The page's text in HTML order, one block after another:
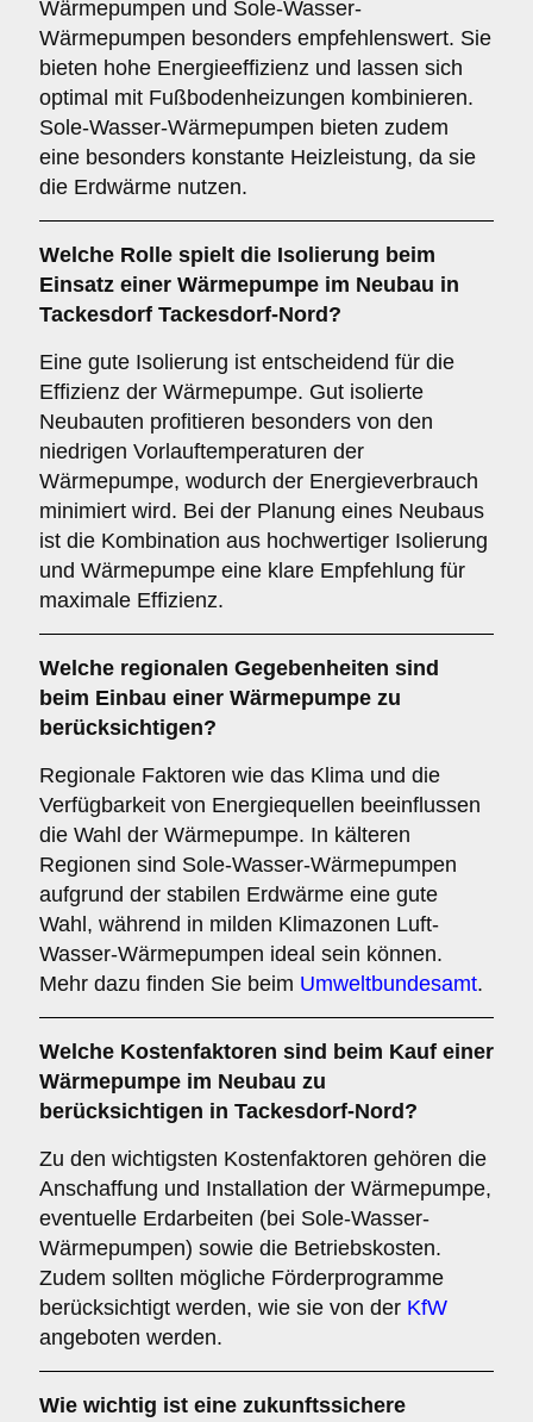
Wärmepumpen und Sole-Wasser-
Wärmepumpen besonders empfehlenswert. Sie
bieten hohe Energieeffizienz und lassen sich
optimal mit Fußbodenheizungen kombinieren.
Sole-Wasser-Wärmepumpen bieten zudem
eine besonders konstante Heizleistung, da sie
die Erdwärme nutzen.
Welche Rolle spielt die Isolierung beim
Einsatz einer Wärmepumpe im Neubau in
Tackesdorf Tackesdorf-Nord?
Eine gute Isolierung ist entscheidend für die
Effizienz der Wärmepumpe. Gut isolierte
Neubauten profitieren besonders von den
niedrigen Vorlauftemperaturen der
Wärmepumpe, wodurch der Energieverbrauch
minimiert wird. Bei der Planung eines Neubaus
ist die Kombination aus hochwertiger Isolierung
und Wärmepumpe eine klare Empfehlung für
maximale Effizienz.
Welche regionalen Gegebenheiten sind
beim Einbau einer Wärmepumpe zu
berücksichtigen?
Regionale Faktoren wie das Klima und die
Verfügbarkeit von Energiequellen beeinflussen
die Wahl der Wärmepumpe. In kälteren
Regionen sind Sole-Wasser-Wärmepumpen
aufgrund der stabilen Erdwärme eine gute
Wahl, während in milden Klimazonen Luft-
Wasser-Wärmepumpen ideal sein können.
Mehr dazu finden Sie beim Umweltbundesamt.
Welche Kostenfaktoren sind beim Kauf einer
Wärmepumpe im Neubau zu
berücksichtigen in Tackesdorf-Nord?
Zu den wichtigsten Kostenfaktoren gehören die
Anschaffung und Installation der Wärmepumpe,
eventuelle Erdarbeiten (bei Sole-Wasser-
Wärmepumpen) sowie die Betriebskosten.
Zudem sollten mögliche Förderprogramme
berücksichtigt werden, wie sie von der KfW
angeboten werden.
Wie wichtig ist eine zukunftssichere